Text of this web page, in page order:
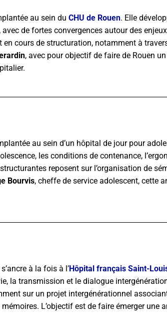
au sein du CHU de Rouen. Elle
de fortes convergences autour des
cours de structuration, notamment à
, avec pour objectif de faire de Rouen
au sein d’un hôpital de jour pour
les conditions de contenance,
reposent sur l’organisation de
Bourvis, cheffe de service adolescent, cette
à la fois à l’Hôpital français Saint-
la transmission et le dialogue
sur un projet intergénérationnel
L’objectif est de faire émerger une